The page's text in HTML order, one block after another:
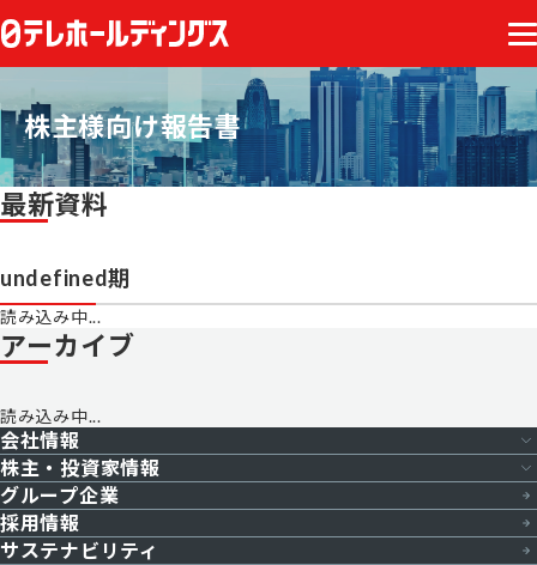
株主様向け報告書
最新資料
undefined期
読み込み中...
アーカイブ
読み込み中...
会社情報
会社概要
役員一覧
株主・投資家情報
株主・投資家情報トップ
グループ企業
採用情報
サステナビリティ